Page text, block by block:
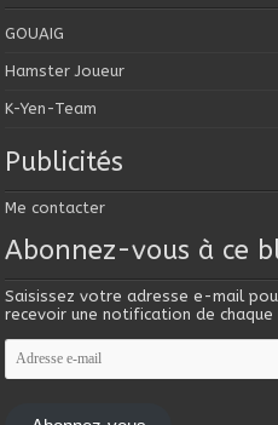
GOUAIG
Hamster Joueur
K-Yen-Team
Publicités
Me contacter
Abonnez-vous à ce
Saisissez votre adresse e-mail
recevoir une notification de
Adresse
e-
mail